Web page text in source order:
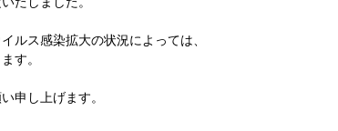
ルス感染拡大の状況によっては、
す。
申し上げます。